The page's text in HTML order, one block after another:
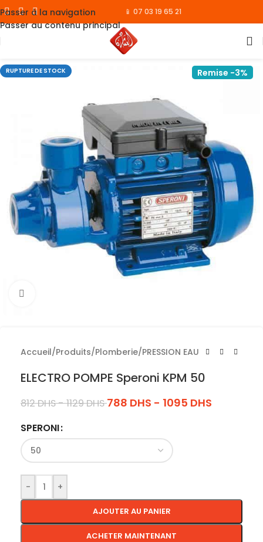
Passer à la navigation
Passer au contenu principal
📱 07 03 19 65 21
RUPTURE DE STOCK Remise -3%
Accueil/Produits/Plomberie/PRESSION EAU
ELECTRO POMPE Speroni KPM 50
812DHS-1129DHS 788 DHS - 1095 DHS
SPERONI
- +
AJOUTER AU PANIER
ACHETER MAINTENANT